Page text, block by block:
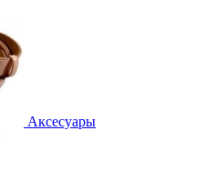
Аксесуары